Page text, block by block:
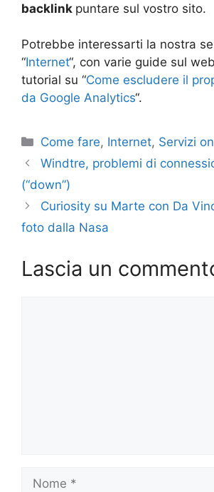
backlink puntare sul vostro sito.
Potrebbe interessarti la nostra
“Internet“, con varie guide sul
tutorial su “Come escludere il
da Google Analytics“.
Categorie
Come fare, Internet, Servizi
Windtre, problemi di
(“down”)
Curiosity su Marte con Da
foto dalla Nasa
Lascia un